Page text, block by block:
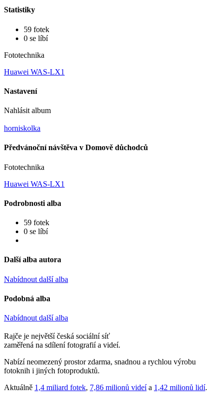
Statistiky
59 fotek
0 se líbí
Fototechnika
Huawei WAS-LX1
Nastavení
Nahlásit album
horniskolka
Předvánoční návštěva v Domově důchodců
Fototechnika
Huawei WAS-LX1
Podrobnosti alba
59 fotek
0 se líbí
Další alba autora
Nabídnout další alba
Podobná alba
Nabídnout další alba
Rajče je největší česká sociální síť
zaměřená na sdílení fotografií a videí.
Nabízí neomezený prostor zdarma, snadnou a rychlou výrobu
fotoknih i jiných fotoproduktů.
Aktuálně 1,4 miliard fotek, 7,86 milionů videía 1,42 milionů lidí.